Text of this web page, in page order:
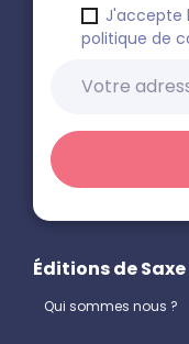
J'accepte
politique de
Éditions de Saxe
Qui sommes nous ?